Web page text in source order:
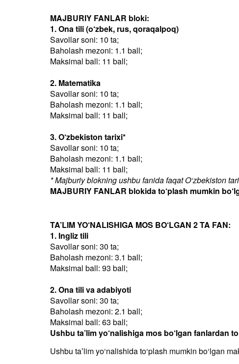
MAJBURIY FANLAR bloki:
1. Ona tili (o‘zbek, rus, qoraqalpoq)
Savollar soni: 10 ta;
Baholash mezoni: 1.1 ball;
Maksimal ball: 11 ball;
2. Matematika
Savollar soni: 10 ta;
Baholash mezoni: 1.1 ball;
Maksimal ball: 11 ball;
3. O‘zbekiston tarixi*
Savollar soni: 10 ta;
Baholash mezoni: 1.1 ball;
Maksimal ball: 11 ball;
* Majburiy blokning ushbu fanida faqat O‘zbekiston
MAJBURIY FANLAR blokida to‘plash mumkin
TA’LIM YO‘NALISHIGA MOS BO‘LGAN 2 TA FAN:
1. Ingliz tili
Savollar soni: 30 ta;
Baholash mezoni: 3.1 ball;
Maksimal ball: 93 ball;
2. Ona tili va adabiyoti
Savollar soni: 30 ta;
Baholash mezoni: 2.1 ball;
Maksimal ball: 63 ball;
Ushbu ta’lim yo‘nalishiga mos bo‘lgan fanlardan
Ushbu taʼlim yo‘nalishida to‘plash mumkin bo‘lgan